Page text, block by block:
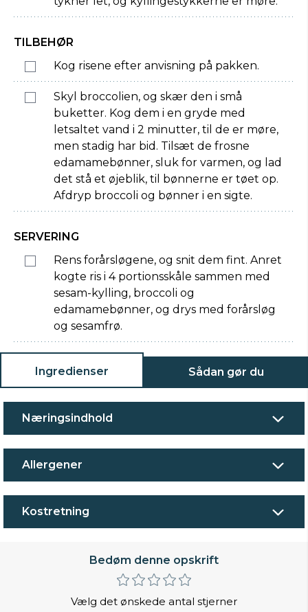
TILBEHØR
Kog risene efter anvisning på pakken.
Skyl broccolien, og skær den i små
buketter. Kog dem i en gryde med
letsaltet vand i 2 minutter, til de er møre,
men stadig har bid. Tilsæt de frosne
edamamebønner, sluk for varmen, og lad
det stå et øjeblik, til bønnerne er tøet op.
Afdryp broccoli og bønner i en sigte.
SERVERING
Rens forårsløgene, og snit dem fint. Anret
kogte ris i 4 portionsskåle sammen med
sesam-kylling, broccoli og
edamamebønner, og drys med forårsløg
og sesamfrø.
Ingredienser Sådan gør du
Næringsindhold
Allergener
Kostretning
Bedøm denne opskrift
Vælg det ønskede antal stjerner